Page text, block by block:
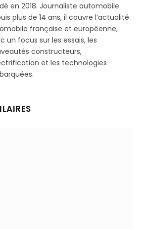
en 2018. Journaliste automobile
plus de 14 ans, il couvre l’actualité
française et européenne,
un focus sur les essais, les
constructeurs,
et les technologies